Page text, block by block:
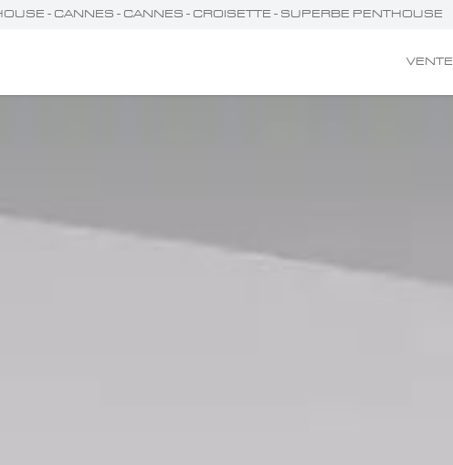
- CANNES - CANNES - CROISETTE - SUPERBE PENTHOUSE
VENTE